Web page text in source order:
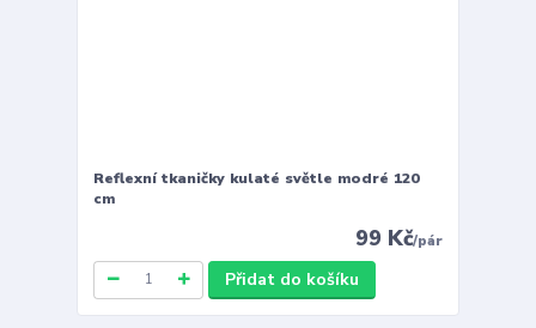
Reflexní tkaničky kulaté světle modré 120
cm
99 Kč/pár
Přidat do košíku